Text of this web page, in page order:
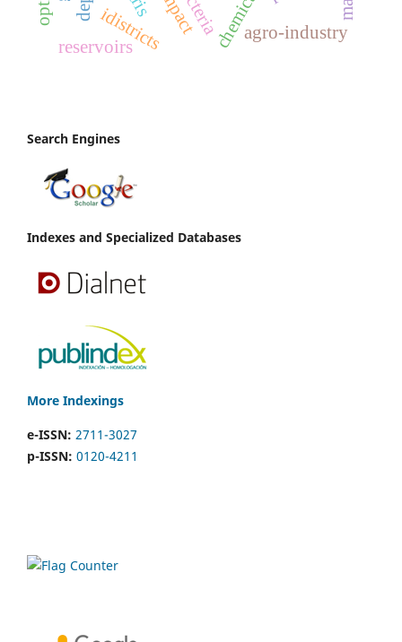
agro-industry
idistricts
reservoirs
Search Engines
Indexes and Specialized Databases
More Indexings
e-ISSN: 2711-3027
p-ISSN: 0120-4211